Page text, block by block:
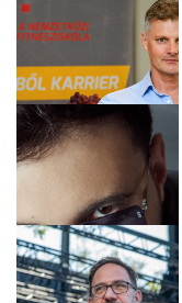
Politika
Content Lab HUB